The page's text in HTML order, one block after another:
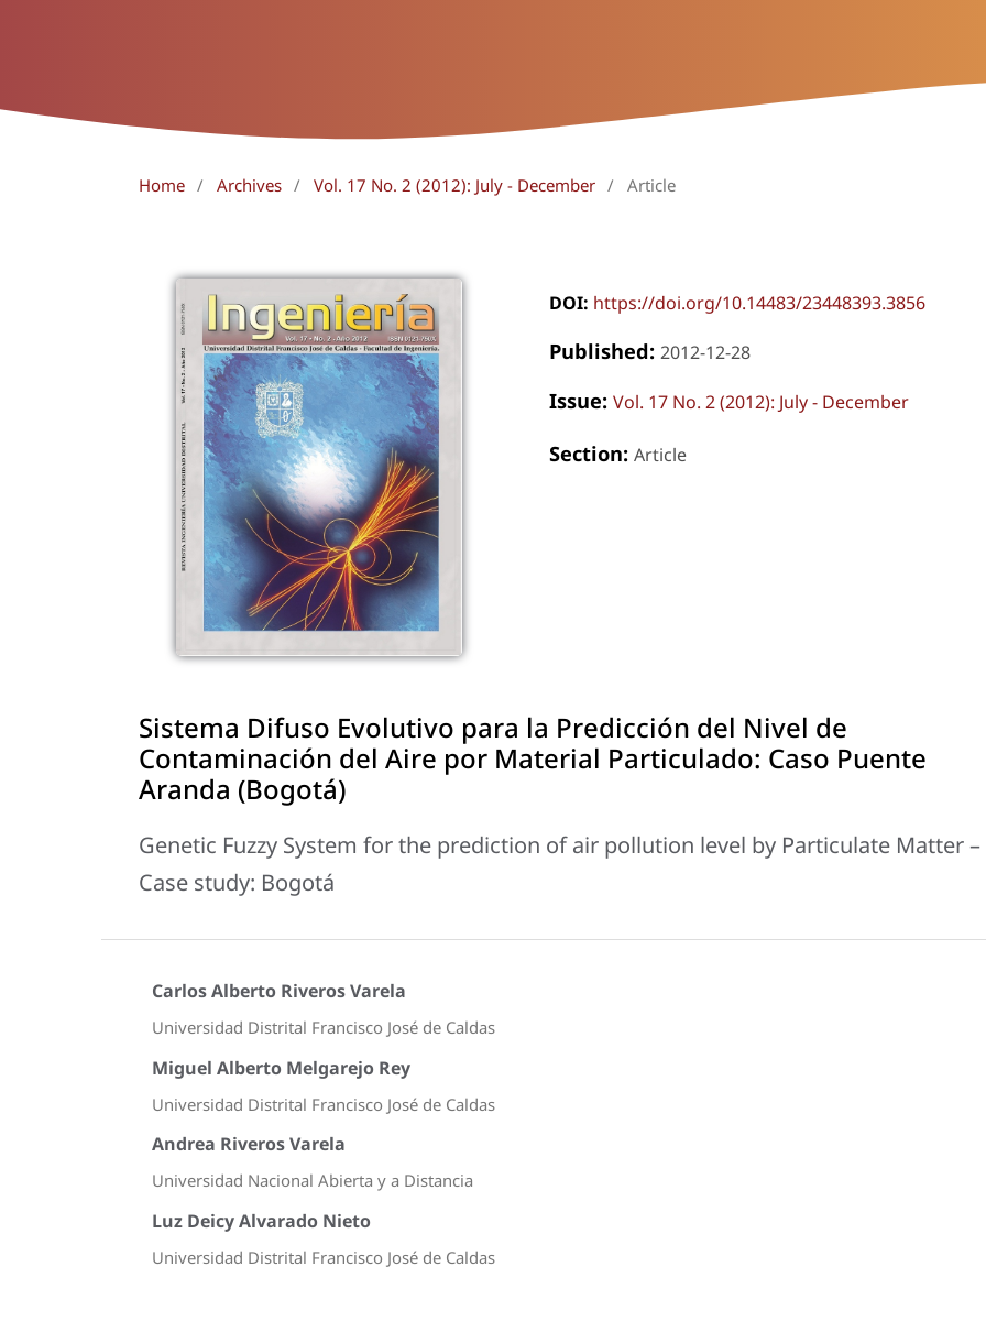
Home / Archives / Vol. 17 No. 2 (2012): July - December / Article
DOI: https://doi.org/10.14483/23448393.3856
Published: 2012-12-28
Issue: Vol. 17 No. 2 (2012): July - December
Section: Article
Sistema Difuso Evolutivo para la Predicción del Nivel de
Contaminación del Aire por Material Particulado: Caso Puente
Aranda (Bogotá)
Genetic Fuzzy System for the prediction of air pollution level by Particulate Matter –
Case study: Bogotá
Carlos Alberto Riveros Varela
Universidad Distrital Francisco José de Caldas
Miguel Alberto Melgarejo Rey
Universidad Distrital Francisco José de Caldas
Andrea Riveros Varela
Universidad Nacional Abierta y a Distancia
Luz Deicy Alvarado Nieto
Universidad Distrital Francisco José de Caldas